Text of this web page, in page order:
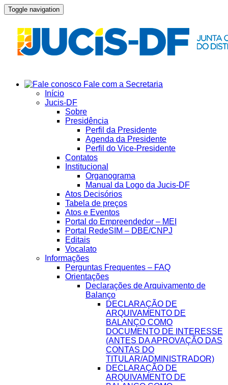
Toggle navigation
Fale com a Secretaria
Início
Jucis-DF
Sobre
Presidência
Perfil da Presidente
Agenda da Presidente
Perfil do Vice-Presidente
Contatos
Institucional
Organograma
Manual da Logo da Jucis-DF
Atos Decisórios
Tabela de preços
Atos e Eventos
Portal do Empreendedor – MEI
Portal RedeSIM – DBE/CNPJ
Editais
Vocalato
Informações
Perguntas Frequentes – FAQ
Orientações
Declarações de Arquivamento de
Balanço
DECLARAÇÃO DE
ARQUIVAMENTO DE
BALANÇO COMO
DOCUMENTO DE INTERESSE
(ANTES DA APROVAÇÃO DAS
CONTAS DO
TITULAR/ADMINISTRADOR)
DECLARAÇÃO DE
ARQUIVAMENTO DE